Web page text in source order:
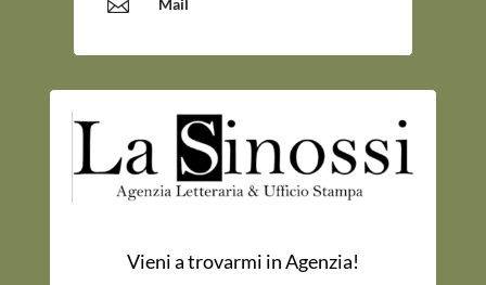
Vieni a trovarmi in Agenzia!